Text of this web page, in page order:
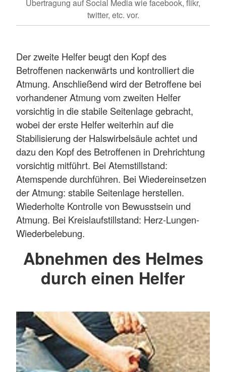
Übertragung auf Social Media wie facebook, flikr,
twitter, etc. vor.
Der zweite Helfer beugt den Kopf des
Betroffenen nackenwärts und kontrolliert die
Atmung. Anschließend wird der Betroffene bei
vorhandener Atmung vom zweiten Helfer
vorsichtig in die stabile Seitenlage gebracht,
wobei der erste Helfer weiterhin auf die
Stabilisierung der Halswirbelsäule achtet und
dazu den Kopf des Betroffenen in Drehrichtung
vorsichtig mitführt. Bei Atemstillstand:
Atemspende durchführen. Bei Wiedereinsetzen
der Atmung: stabile Seitenlage herstellen.
Wiederholte Kontrolle von Bewusstsein und
Atmung. Bei Kreislaufstillstand: Herz-Lungen-
Wiederbelebung.
Abnehmen des Helmes
durch einen Helfer